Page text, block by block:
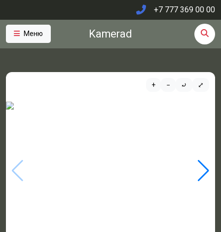
+7 777 369 00 00
Меню Kamerad
+ − ⤾ ⤢